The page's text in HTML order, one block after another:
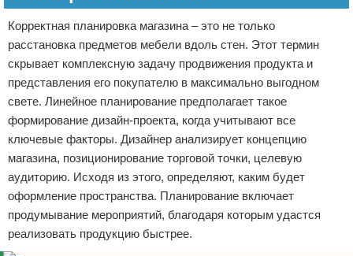
Корректная планировка магазина – это не только
расстановка предметов мебели вдоль стен. Этот термин
скрывает комплексную задачу продвижения продукта и
представления его покупателю в максимально выгодном
свете. Линейное планирование предполагает такое
формирование дизайн-проекта, когда учитывают все
ключевые факторы. Дизайнер анализирует концепцию
магазина, позиционирование торговой точки, целевую
аудиторию. Исходя из этого, определяют, каким будет
оформление пространства. Планирование включает
продумывание мероприятий, благодаря которым удастся
реализовать продукцию быстрее.